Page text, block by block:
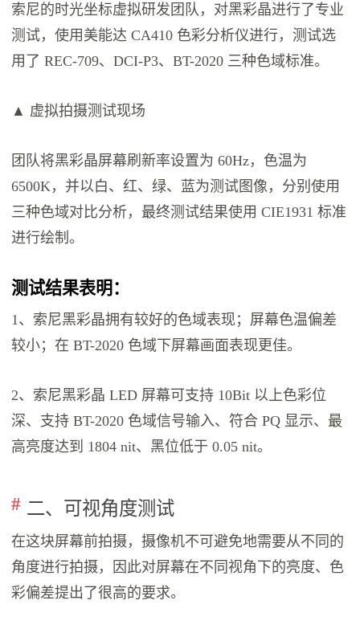
索尼的时光坐标虚拟研发团队，对黑彩晶进行了专业
测试，使用美能达 CA410 色彩分析仪进行，测试选
用了 REC-709、DCI-P3、BT-2020 三种色域标准。
▲ 虚拟拍摄测试现场
团队将黑彩晶屏幕刷新率设置为 60Hz，色温为
6500K，并以白、红、绿、蓝为测试图像，分别使用
三种色域对比分析，最终测试结果使用 CIE1931 标准
进行绘制。
测试结果表明：
1、索尼黑彩晶拥有较好的色域表现；屏幕色温偏差
较小；在 BT-2020 色域下屏幕画面表现更佳。
2、索尼黑彩晶 LED 屏幕可支持 10Bit 以上色彩位
深、支持 BT-2020 色域信号输入、符合 PQ 显示、最
高亮度达到 1804 nit、黑位低于 0.05 nit。
二、可视角度测试
在这块屏幕前拍摄，摄像机不可避免地需要从不同的
角度进行拍摄，因此对屏幕在不同视角下的亮度、色
彩偏差提出了很高的要求。